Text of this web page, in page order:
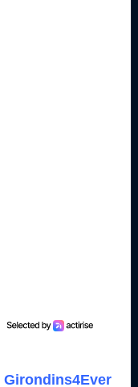
Girondins4Ever